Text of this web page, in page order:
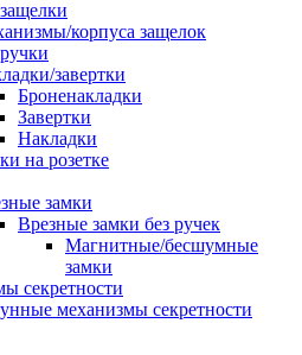
корпуса защелок
завертки
Броненакладки
Завертки
Накладки
на розетке
замки
Врезные замки без ручек
Магнитные/бесшумные
замки
секретности
механизмы секретности